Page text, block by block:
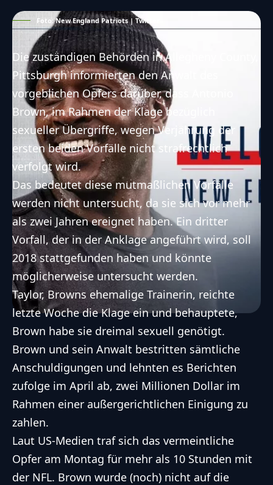
Foto: New England Patriots | Twitter
Die zuständigen Behörden in Allegheny County,
Pittsburgh informierten den Anwalt des
vorgeblichen Opfers darüber, dass Antonio
Brown, im Rahmen der Klage bezüglich
sexueller Übergriffe, wegen Verjährung der
ersten beiden Vorfälle nicht strafrechtlich
verfolgt wird.
Das bedeutet diese mutmaßlichen Vorfälle
werden nicht untersucht, da sie sich vor mehr
als zwei Jahren ereignet haben. Ein dritter
Vorfall, der in der Anklage angeführt wird, soll
2018 stattgefunden haben und könnte
möglicherweise untersucht werden.
Taylor, Browns ehemalige Trainerin, reichte
letzte Woche die Klage ein und behauptete,
Brown habe sie dreimal sexuell genötigt.
Brown und sein Anwalt bestritten sämtliche
Anschuldigungen und lehnten es Berichten
zufolge im April ab, zwei Millionen Dollar im
Rahmen einer außergerichtlichen Einigung zu
zahlen.
Laut US-Medien traf sich das vermeintliche
Opfer am Montag für mehr als 10 Stunden mit
der NFL. Brown wurde (noch) nicht auf die